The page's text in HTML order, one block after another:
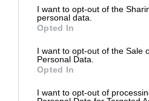
I want to opt-out of the
personal data.
Opted In
I want to opt-out of the Sale
Personal Data.
Opted In
I want to opt-out of
€ 25 (solo bus A/R)
SERVIZIO BUS
PEPE AL
Sabato 05 Dicembre